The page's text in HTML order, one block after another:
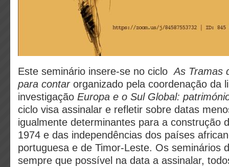
Este seminário insere-se no ciclo As Tramas
para contarorganizado pela coordenação da
investigação Europa e o Sul Global:
ciclo visa assinalar e refletir sobre datas
igualmente determinantes para a construção
1974 e das independências dos países
portuguesa e de Timor-Leste. Os seminários
sempre que possível na data a assinalar,